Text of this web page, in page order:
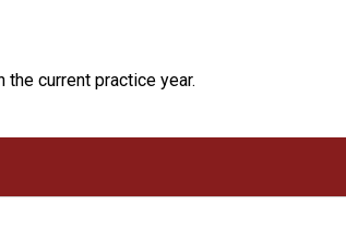
current practice year.